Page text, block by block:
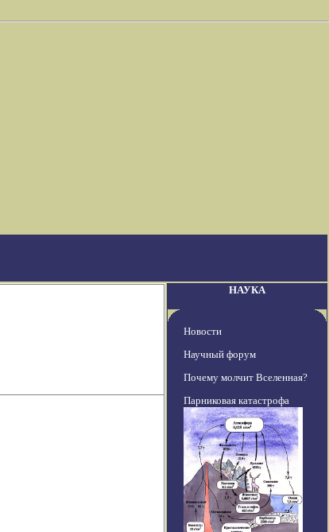
НАУКА
Новости
Научный форум
Почему молчит Вселенная?
Парниковая катастрофа